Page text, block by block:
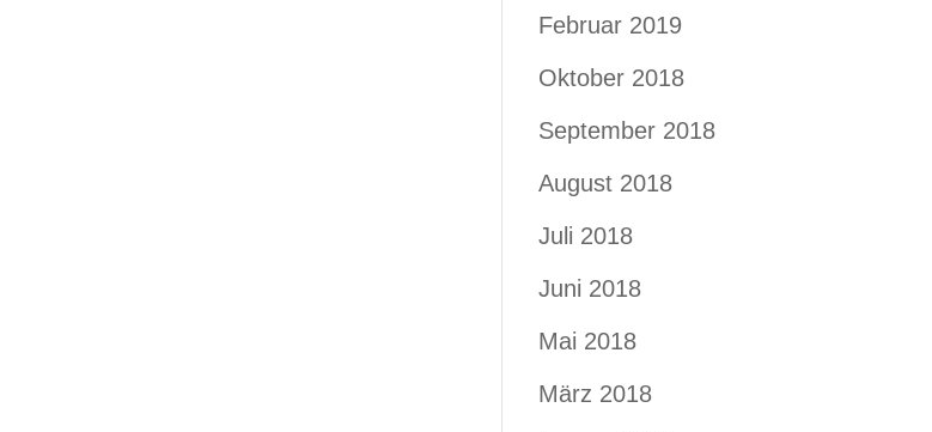
Februar 2019
Oktober 2018
September 2018
August 2018
Juli 2018
Juni 2018
Mai 2018
März 2018